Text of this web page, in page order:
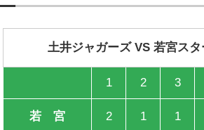
土井ジャガーズ VS 若宮ス
1 2 3
若 宮 2 1 1